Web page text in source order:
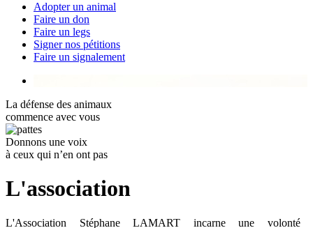
Adopter un animal
Faire un don
Faire un legs
Signer nos pétitions
Faire un signalement
La défense des animaux
commence avec vous
Donnons une voix
à ceux qui n’en ont pas
L'association
L'Association Stéphane LAMART incarne une volonté